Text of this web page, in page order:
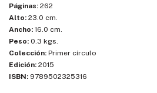
Páginas: 262
Alto: 23.0 cm.
Ancho: 16.0 cm.
Peso: 0.3 kgs.
Colección: Primer círculo
Edición: 2015
ISBN: 9789502325316